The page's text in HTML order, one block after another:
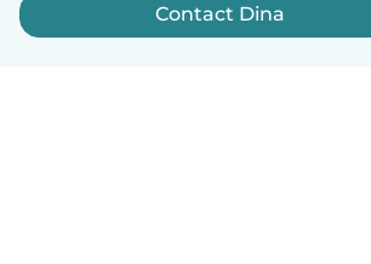
Contact Dina